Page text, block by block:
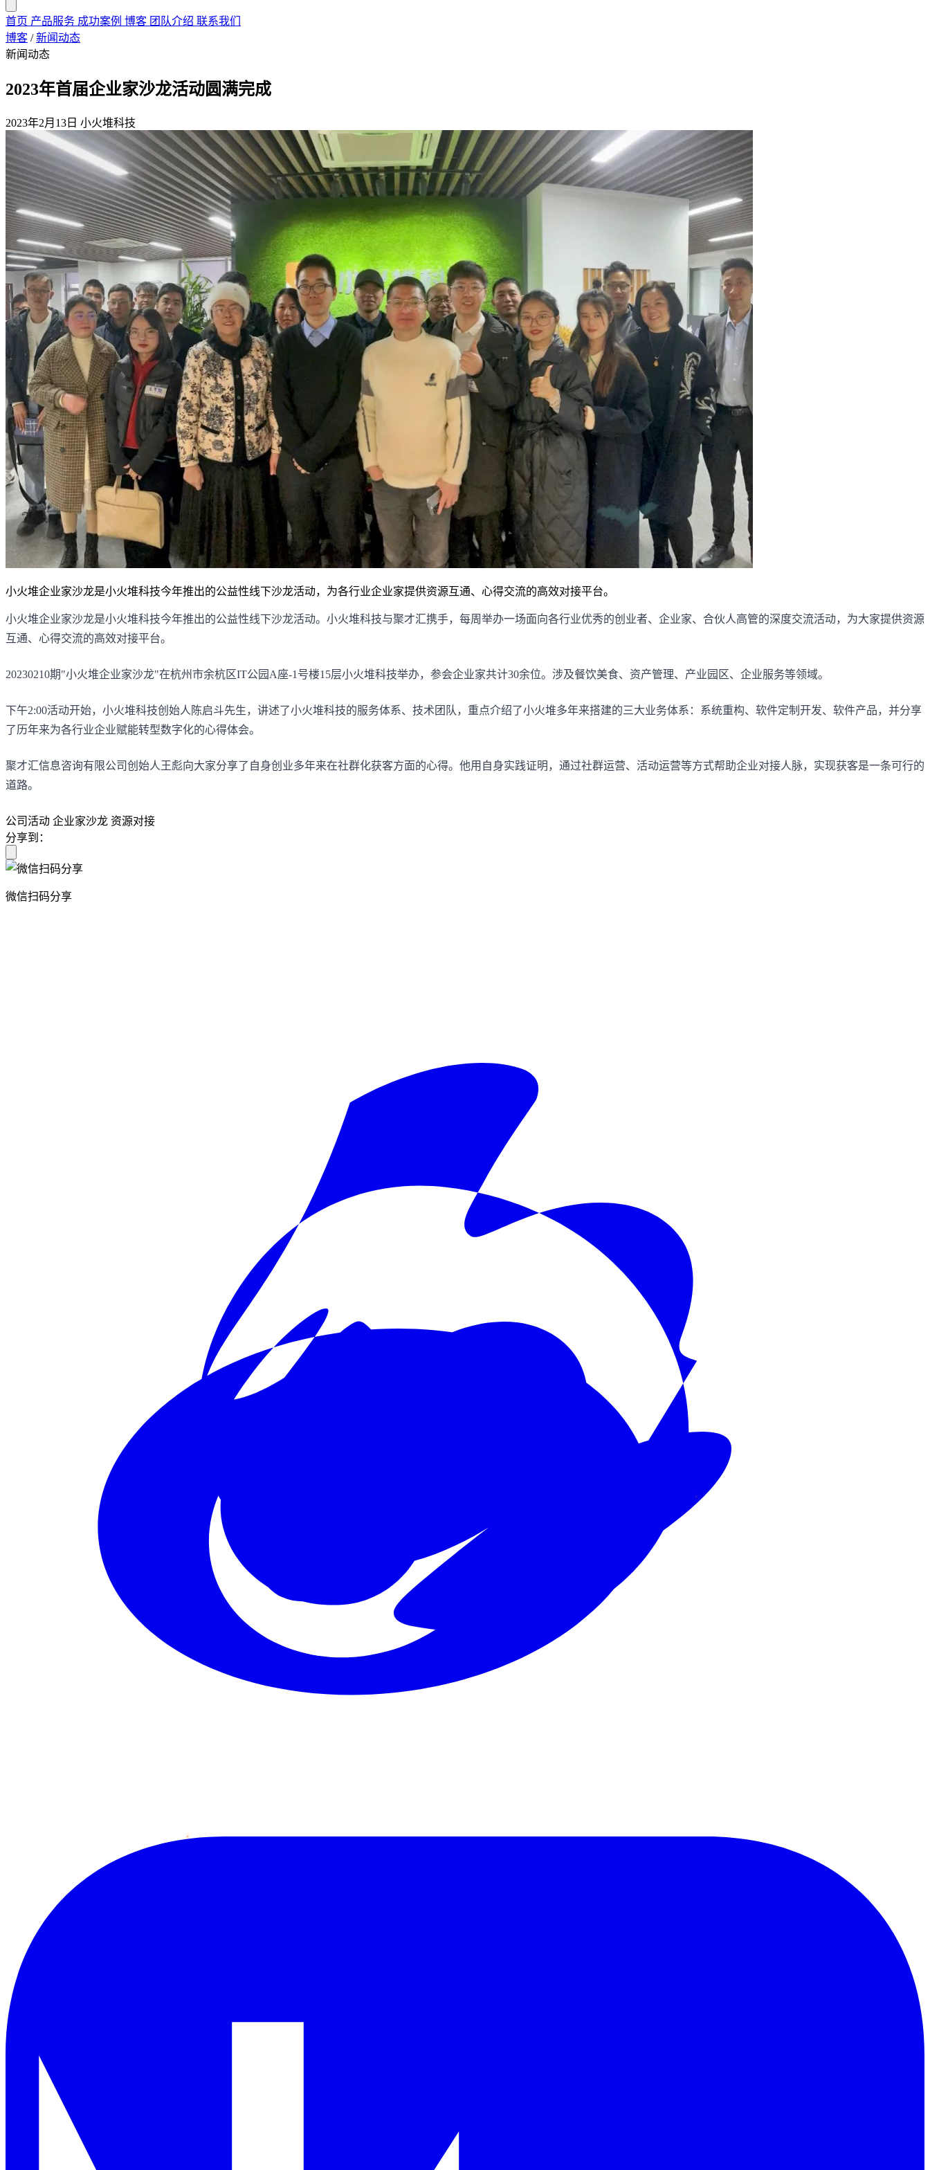
首页 产品服务 成功案例 博客 团队介绍 联系我们
博客 / 新闻动态
新闻动态
2023年首届企业家沙龙活动圆满完成
2023年2月13日 小火堆科技
小火堆企业家沙龙是小火堆科技今年推出的公益性线下沙龙活动，为各行业企业家提供资源互通、心得交流的高效对接平台。
小火堆企业家沙龙是小火堆科技今年推出的公益性线下沙龙活动。小火堆科技与聚才汇携手，每周举办一场面向各行业优秀的创业者、企业家、合伙人高管的深度交流活动，为大家提供资源
互通、心得交流的高效对接平台。
20230210期"小火堆企业家沙龙"在杭州市余杭区IT公园A座-1号楼15层小火堆科技举办，参会企业家共计30余位。涉及餐饮美食、资产管理、产业园区、企业服务等领域。
下午2:00活动开始，小火堆科技创始人陈启斗先生，讲述了小火堆科技的服务体系、技术团队，重点介绍了小火堆多年来搭建的三大业务体系：系统重构、软件定制开发、软件产品，并分享
了历年来为各行业企业赋能转型数字化的心得体会。
聚才汇信息咨询有限公司创始人王彪向大家分享了自身创业多年来在社群化获客方面的心得。他用自身实践证明，通过社群运营、活动运营等方式帮助企业对接人脉，实现获客是一条可行的
道路。
公司活动 企业家沙龙 资源对接
分享到：
微信扫码分享